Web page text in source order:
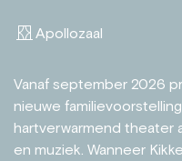
Apollozaal
Vanaf september 2026
nieuwe
hartverwarmend theater
en muziek. Wanneer